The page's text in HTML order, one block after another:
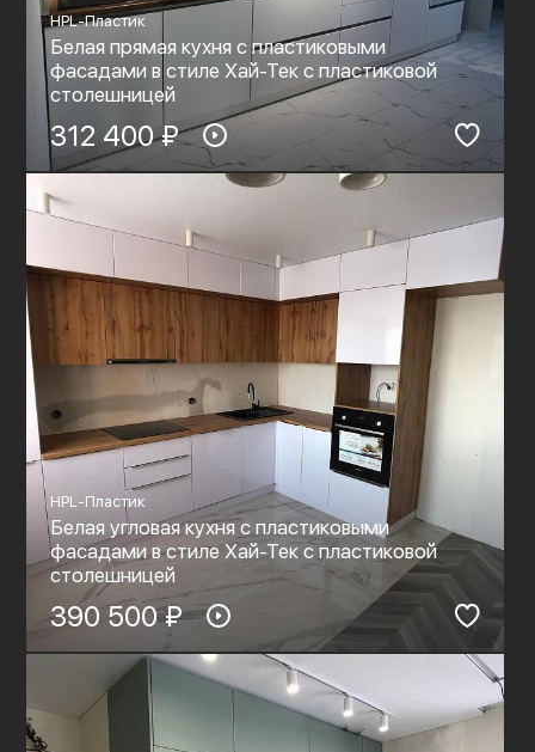
HPL-Пластик
Белая прямая кухня с пластиковыми
фасадами в стиле Хай-Тек с пластиковой
столешницей
312 400 ₽
HPL-Пластик
Белая угловая кухня с пластиковыми
фасадами в стиле Хай-Тек с пластиковой
столешницей
390 500 ₽